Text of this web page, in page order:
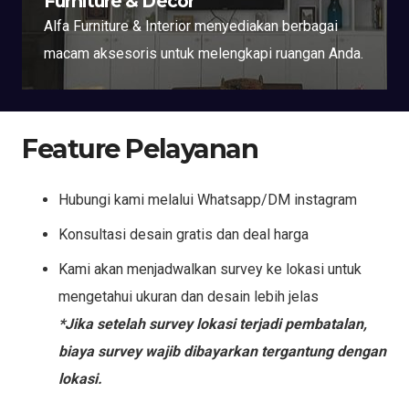
Alfa Furniture & Interior menyediakan berbagai
macam aksesoris untuk melengkapi ruangan Anda.
Feature Pelayanan
Hubungi kami melalui Whatsapp/DM instagram
Konsultasi desain gratis dan deal harga
Kami akan menjadwalkan survey ke lokasi untuk
mengetahui ukuran dan desain lebih jelas
*Jika setelah survey lokasi terjadi pembatalan,
biaya survey wajib dibayarkan tergantung dengan
lokasi.